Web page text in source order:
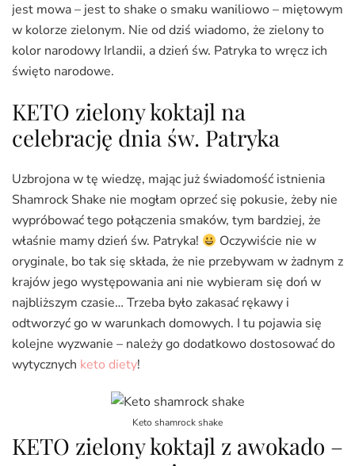
jest mowa – jest to shake o smaku waniliowo – miętowym
w kolorze zielonym. Nie od dziś wiadomo, że zielony to
kolor narodowy Irlandii, a dzień św. Patryka to wręcz ich
święto narodowe.
KETO zielony koktajl na
celebrację dnia św. Patryka
Uzbrojona w tę wiedzę, mając już świadomość istnienia
Shamrock Shake nie mogłam oprzeć się pokusie, żeby nie
wypróbować tego połączenia smaków, tym bardziej, że
właśnie mamy dzień św. Patryka!
Oczywiście nie w
oryginale, bo tak się składa, że nie przebywam w żadnym z
krajów jego występowania ani nie wybieram się doń w
najbliższym czasie… Trzeba było zakasać rękawy i
odtworzyć go w warunkach domowych. I tu pojawia się
kolejne wyzwanie – należy go dodatkowo dostosować do
wytycznych keto diety!
Keto shamrock shake
KETO zielony koktajl z awokado –